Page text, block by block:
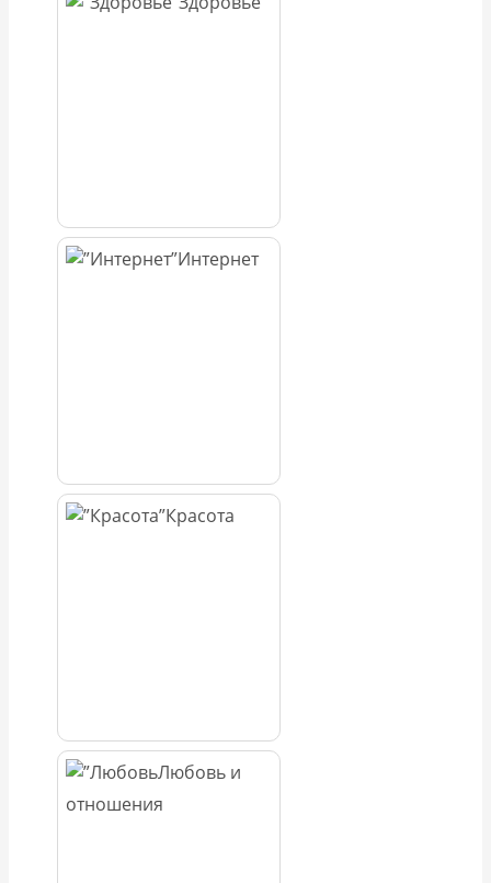
Интернет
Красота
Любовь и
отношения